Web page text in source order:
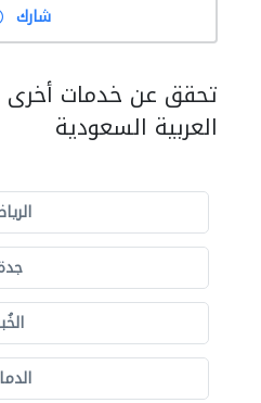
شارك
تحقق عن خدمات
العربية السعودية